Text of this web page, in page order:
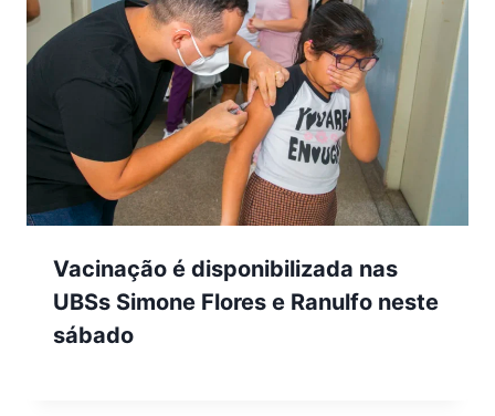
Vacinação é disponibilizada nas
UBSs Simone Flores e Ranulfo neste
sábado